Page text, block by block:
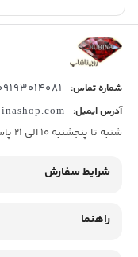
شماره تماس: - 02133790323
آدرس ایمیل:
شنبه تا پنجشنبه 10 الی 21 پاسخگو شما هستیم
شرایط سفارش
راهنما